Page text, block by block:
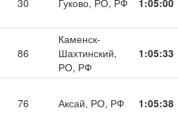
30 Гуково, РО, РФ 1:05:00
86
Каменск-
Шахтинский,
РО, РФ
1:05:33
76 Аксай, РО, РФ 1:05:38